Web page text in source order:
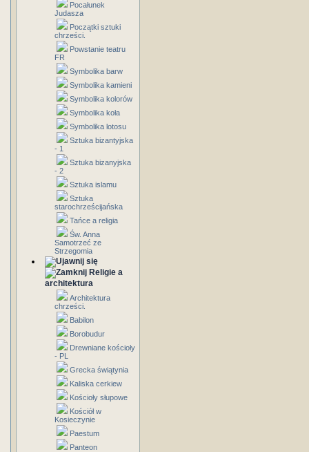
Pocałunek
Judasza
Początki sztuki
chrześci.
Powstanie teatru
FR
Symbolika barw
Symbolika kamieni
Symbolika kolorów
Symbolika koła
Symbolika lotosu
Sztuka bizantyjska
- 1
Sztuka bizanyjska
- 2
Sztuka islamu
Sztuka
starochrześcijańska
Tańce a religia
Św. Anna
Samotrzeć ze
Strzegomia
Religie a
architektura
Architektura
chrześci.
Babilon
Borobudur
Drewniane kościoły
- PL
Grecka świątynia
Kaliska cerkiew
Kościoły słupowe
Kościół w
Kosieczynie
Paestum
Panteon